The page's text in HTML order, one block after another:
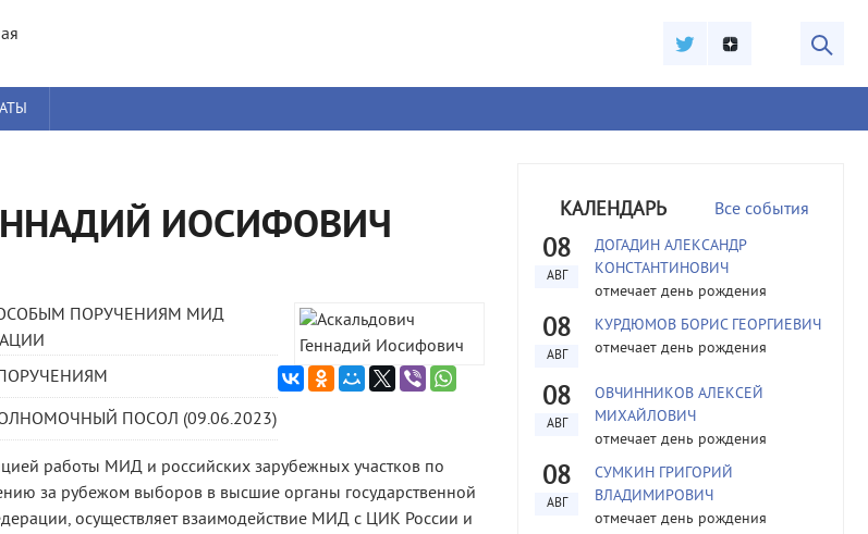
ИОСИФОВИЧ
ПОРУЧЕНИЯМ МИД
ПОСОЛ (09.06.2023)
работы МИД и российских зарубежных участков по
за рубежом выборов в высшие органы государственной
осуществляет взаимодействие МИД с ЦИК России и
КАЛЕНДАРЬ Все события
08
АВГ
ДОГАДИН АЛЕКСАНДР
КОНСТАНТИНОВИЧ
отмечает день рождения
08
АВГ
КУРДЮМОВ БОРИС ГЕОРГИЕВИЧ
отмечает день рождения
08
АВГ
ОВЧИННИКОВ АЛЕКСЕЙ
МИХАЙЛОВИЧ
отмечает день рождения
08
АВГ
СУМКИН ГРИГОРИЙ
ВЛАДИМИРОВИЧ
отмечает день рождения